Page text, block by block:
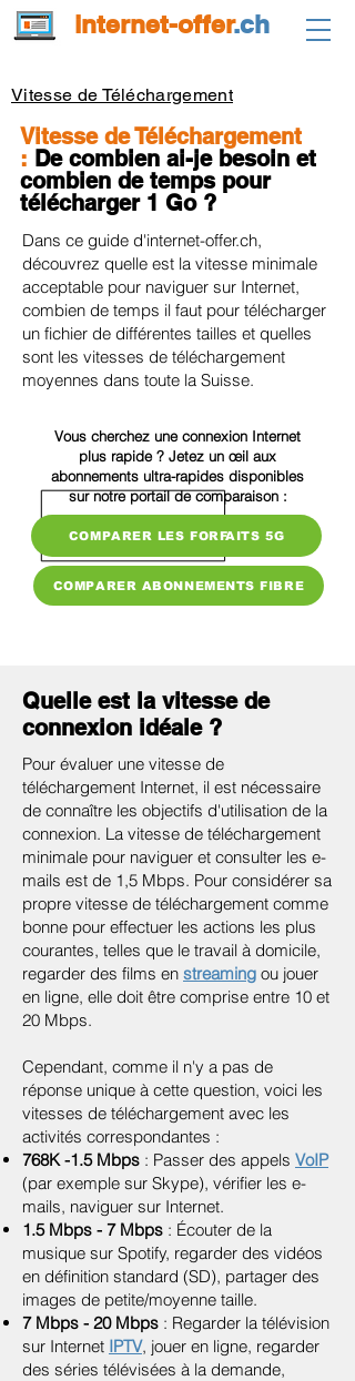
internet-offer.ch
Vitesse de Téléchargement
Vitesse de Téléchargement
: De combien ai-je besoin et
combien de temps pour
télécharger 1 Go ?
Dans ce guide d'internet-offer.ch,
découvrez quelle est la vitesse minimale
acceptable pour naviguer sur Internet,
combien de temps il faut pour télécharger
un fichier de différentes tailles et quelles
sont les vitesses de téléchargement
moyennes dans toute la Suisse.
Vous cherchez une connexion Internet
plus rapide ? Jetez un œil aux
abonnements ultra-rapides disponibles
sur notre portail de comparaison :
COMPARER LES FORFAITS 5G
COMPARER ABONNEMENTS FIBRE
Quelle est la vitesse de
connexion idéale ?
Pour évaluer une vitesse de
téléchargement Internet, il est nécessaire
de connaître les objectifs d'utilisation de la
connexion. La vitesse de téléchargement
minimale pour naviguer et consulter les e-
mails est de 1,5 Mbps. Pour considérer sa
propre vitesse de téléchargement comme
bonne pour effectuer les actions les plus
courantes, telles que le travail à domicile,
regarder des films en streaming ou jouer
en ligne, elle doit être comprise entre 10 et
20 Mbps.
Cependant, comme il n'y a pas de
réponse unique à cette question, voici les
vitesses de téléchargement avec les
activités correspondantes :
768K -1.5 Mbps : Passer des appels VoIP
(par exemple sur Skype), vérifier les e-
mails, naviguer sur Internet.
1.5 Mbps - 7 Mbps : Écouter de la
musique sur Spotify, regarder des vidéos
en définition standard (SD), partager des
images de petite/moyenne taille.
7 Mbps - 20 Mbps : Regarder la télévision
sur Internet IPTV, jouer en ligne, regarder
des séries télévisées à la demande,